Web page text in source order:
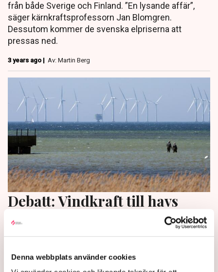
Denna webbplats använder cookies
från både Sverige och Finland. ”En lysande affär”,
säger kärnkraftsprofessorn Jan Blomgren.
Dessutom kommer de svenska elpriserna att
pressas ned.
3 years ago | Av: Martin Berg
Debatt: Vindkraft till havs
fördyrar elen
tre forskare på DN debatt.